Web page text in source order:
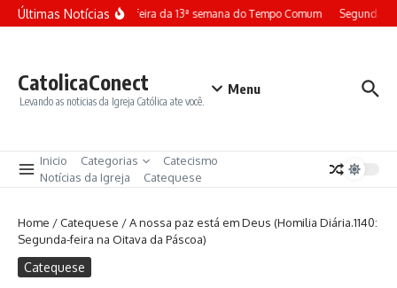
Ir para o conteúdo
Últimas NotíciasTerça-feira da 13ª semana do Tempo Comum Segunda-
CatolicaConect
Levando as noticias da Igreja Católica ate você.
Menu
Inicio Categorias
Catecismo
Notícias da Igreja
Catequese
Home /Catequese /A nossa paz está em Deus (Homilia Diária.1140:
Segunda-feira na Oitava da Páscoa)
Catequese